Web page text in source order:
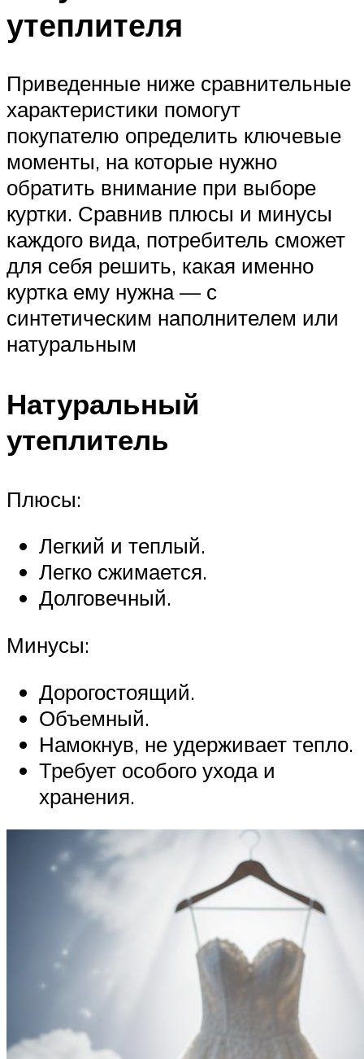
утеплителя
Приведенные ниже сравнительные
характеристики помогут
покупателю определить ключевые
моменты, на которые нужно
обратить внимание при выборе
куртки. Сравнив плюсы и минусы
каждого вида, потребитель сможет
для себя решить, какая именно
куртка ему нужна — с
синтетическим наполнителем или
натуральным
Натуральный
утеплитель
Плюсы:
Легкий и теплый.
Легко сжимается.
Долговечный.
Минусы:
Дорогостоящий.
Объемный.
Намокнув, не удерживает тепло.
Требует особого ухода и
хранения.